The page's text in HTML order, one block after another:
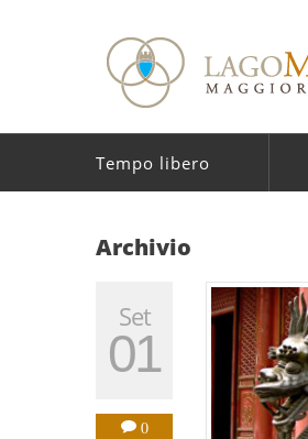
Tempo libero
Archivio
Set
01
0